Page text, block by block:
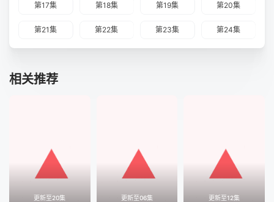
第17集 第18集 第19集 第20集
第21集 第22集 第23集 第24集
相关推荐
更新至20集 更新至06集 更新至12集